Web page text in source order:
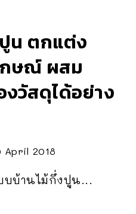
น ตกแต่ง
กษณ์ ผสม
งวัสดุได้อย่าง
April 2018
บบ้านไม้กึ่งปูน...